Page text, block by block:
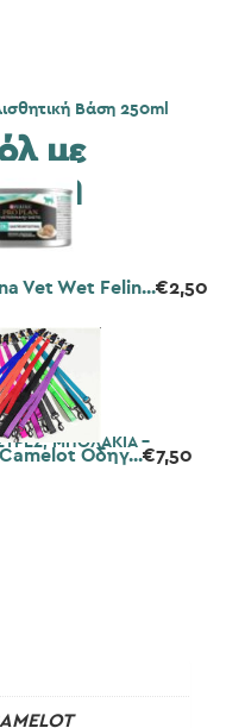
Βάση 250ml
Vet Wet Felin...€2,50
Οδηγ...€7,50
με
, ΜΠΟΛΑΚΙΑ -